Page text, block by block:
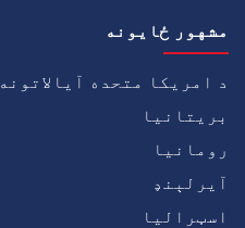
مشهور ځايونه
د امریکا متحده آیالاتونه
بریتانیا
رومانیا
آيرلېنډ
اسټرالیا